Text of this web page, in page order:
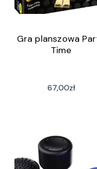
Gra planszowa
Time
67,00zł